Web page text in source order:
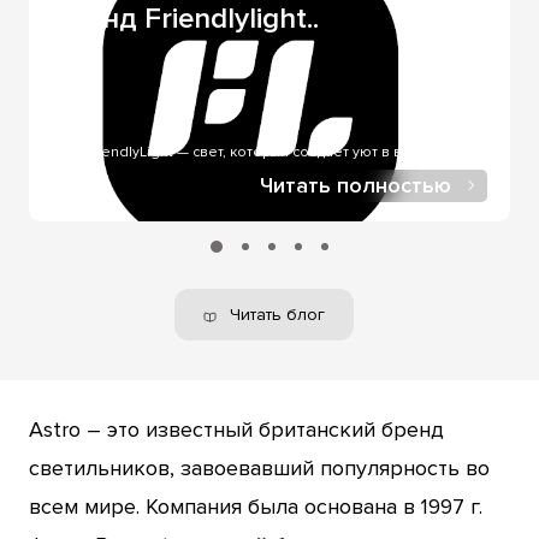
платеж - чаще всего используется, при доставке
через службы доставки. Оплата онлайн через LiqPay -
при онлайн-покупке, в нашем интернет-магазине.
Бренд Friendlylight..
FriendlyLight — свет, который создает уют в вашем доме..
Читать полностью
Читать блог
Astro – это известный британский бренд
светильников, завоевавший популярность во
всем мире. Компания была основана в 1997 г.